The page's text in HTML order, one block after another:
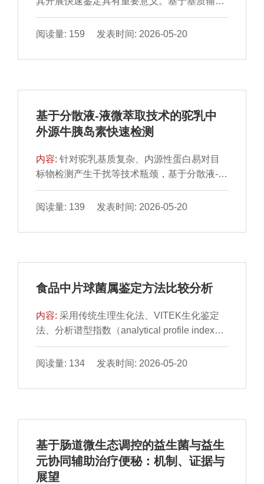
分值和特征峰数量、形态均有明显差异；随培
养时间延长，主要离子峰数量减少，导致匹配
度降低。二级TOF MS图显示，实验菌株在不
培养环境改变、培养时间延长，鉴定结果出现
不稳定现象，而二级TOF MS法鉴定结果变化
较小。相较于一级TOF MS鉴定，二级TOF
MS技术对革兰氏阴性菌株鉴定结果稳定，杂
峰较少，可作为微生物鉴定方法的有效补充。
激光解吸电离飞行时间质谱（matrix-assisted
laser desorption ionization time-of-flight mass
对培养基种类、培养时间、菌体裂解方法及仪
MALDI-TOF/TOF MS方法。结果表明，与
飞行时间质谱鉴别微生物方法通则》中的方法
相比，将培养基优化为营养琼脂培养基后，回
延长至48 h后，平均鉴定分值由2.203提升至
2.355，提高7.0%；优化裂解方式后，平均鉴
定分值由1.898提高至2.259，提升19.0%；将
仪器参数调整为激光能量50%、激光波长370
的有效补充。
阅读量: 159 发表时间: 2026-05-20
基于分散液-液微萃取技术的驼乳中
外源牛胰岛素快速检测
内容:针对驼乳基质复杂、内源性蛋白易对目
标物检测产生干扰等技术瓶颈，基于分散液-液
微萃取（dispersive liquid-liquid
microextraction，DLLME）与高效液相色谱
HPLC）构建驼乳中外源牛胰岛素快速检测方
结果表明，以0.01 mol/L HCl为DLLME萃取
离相，结合HPLC可实现复杂乳基质中目标物
内，牛胰岛素线性关系良好（R2＝0.999），
乌鲁木齐市达坂城区双峰驼乳空白样品在5、
86.9%，相对标准偏差为4.9%～12.4%，检出
阅读量: 139 发表时间: 2026-05-20
食品中片球菌属鉴定方法比较分析
内容:采用传统生理生化法、VITEK生化鉴定
法、分析谱型指数（analytical profile index，
API）生化鉴定系统、实时荧光定量聚合酶链
式反应（polymerase chain reaction，PCR）
（matrix-assisted laser desorption ionization-
MS）法对食品中片球菌属进行鉴定。结果表
工作量大；VITEK生化鉴定法因数据库规定乳
酸片球菌苦杏仁苷反应为阴性，而实际部分菌
株呈阳性，导致结果不稳定；API生化鉴定系
阅读量: 134 发表时间: 2026-05-20
基于肠道微生态调控的益生菌与益生
元协同辅助治疗便秘：机制、证据与
展望